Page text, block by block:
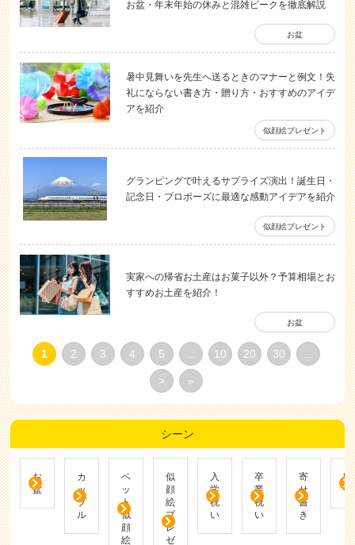
お盆・年末年始の休みと混雑ピークを徹底解説
お盆
暑中見舞いを先生へ送るときのマナーと例文！失
礼にならない書き方・贈り方・おすすめのアイデ
アを紹介
似顔絵プレゼント
グランピングで叶えるサプライズ演出！誕生日・
記念日・プロポーズに最適な感動アイデアを紹介
似顔絵プレゼント
実家への帰省お土産はお菓子以外？予算相場とお
すすめお土産を紹介！
お盆
1 2 3 4 5 10 20 30
> »
シーン
お
盆
カ
ッ
プ
ル
ペ
ッ
ト
似
顔
絵
似
顔
絵
プ
レ
ゼ
入
学
祝
い
卒
業
祝
い
寄
せ
書
き
帰
省